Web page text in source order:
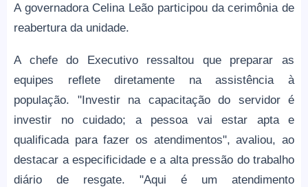
A governadora Celina Leão participou da cerimônia de
reabertura da unidade.
A chefe do Executivo ressaltou que preparar as
equipes reflete diretamente na assistência à
população. "Investir na capacitação do servidor é
investir no cuidado; a pessoa vai estar apta e
qualificada para fazer os atendimentos", avaliou, ao
destacar a especificidade e a alta pressão do trabalho
diário de resgate. "Aqui é um atendimento